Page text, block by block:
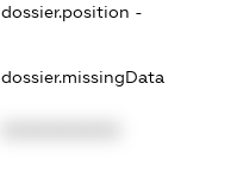
dossier.position -
dossier.missingData